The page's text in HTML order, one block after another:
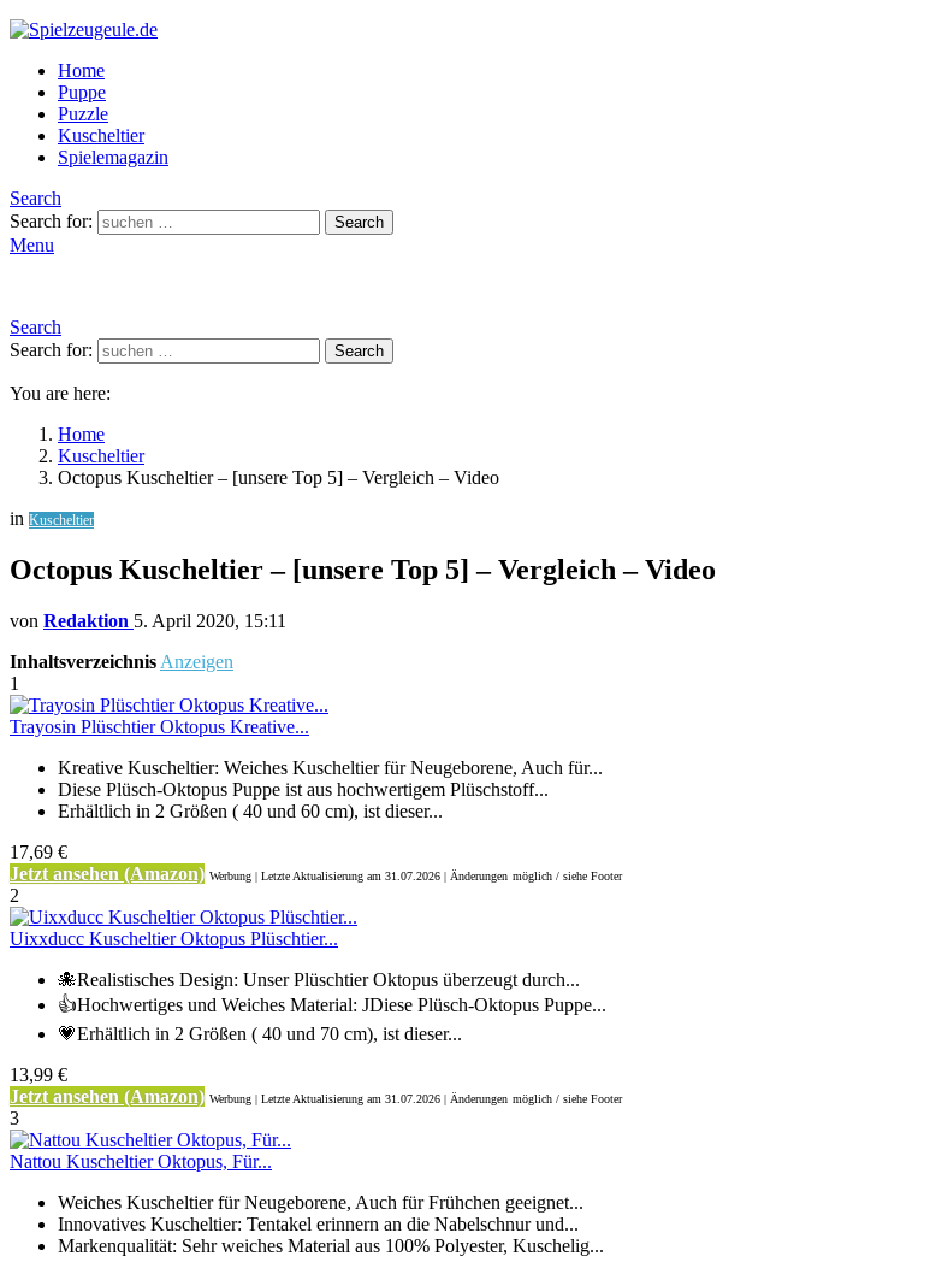
Home
Puppe
Puzzle
Kuscheltier
Spielemagazin
Search
Search for:
Search
Menu
Search
Search for:
Search
You are here:
Home
Kuscheltier
Octopus Kuscheltier – [unsere Top 5] – Vergleich – Video
in Kuscheltier
Octopus Kuscheltier – [unsere Top 5] – Vergleich – Video
von Redaktion 5. April 2020, 15:11
Inhaltsverzeichnis Anzeigen
1
Trayosin Plüschtier Oktopus Kreative...
Kreative Kuscheltier: Weiches Kuscheltier für Neugeborene, Auch für...
Diese Plüsch-Oktopus Puppe ist aus hochwertigem Plüschstoff...
Erhältlich in 2 Größen ( 40 und 60 cm), ist dieser...
17,69 €
Jetzt ansehen (Amazon) Werbung | Letzte Aktualisierung am 31.07.2026 | Änderungen möglich / siehe Footer
2
Uixxducc Kuscheltier Oktopus Plüschtier...
🐙Realistisches Design: Unser Plüschtier Oktopus überzeugt durch...
👍Hochwertiges und Weiches Material: JDiese Plüsch-Oktopus Puppe...
💗Erhältlich in 2 Größen ( 40 und 70 cm), ist dieser...
13,99 €
Jetzt ansehen (Amazon) Werbung | Letzte Aktualisierung am 31.07.2026 | Änderungen möglich / siehe Footer
3
Nattou Kuscheltier Oktopus, Für...
Weiches Kuscheltier für Neugeborene, Auch für Frühchen geeignet...
Innovatives Kuscheltier: Tentakel erinnern an die Nabelschnur und...
Markenqualität: Sehr weiches Material aus 100% Polyester, Kuschelig...